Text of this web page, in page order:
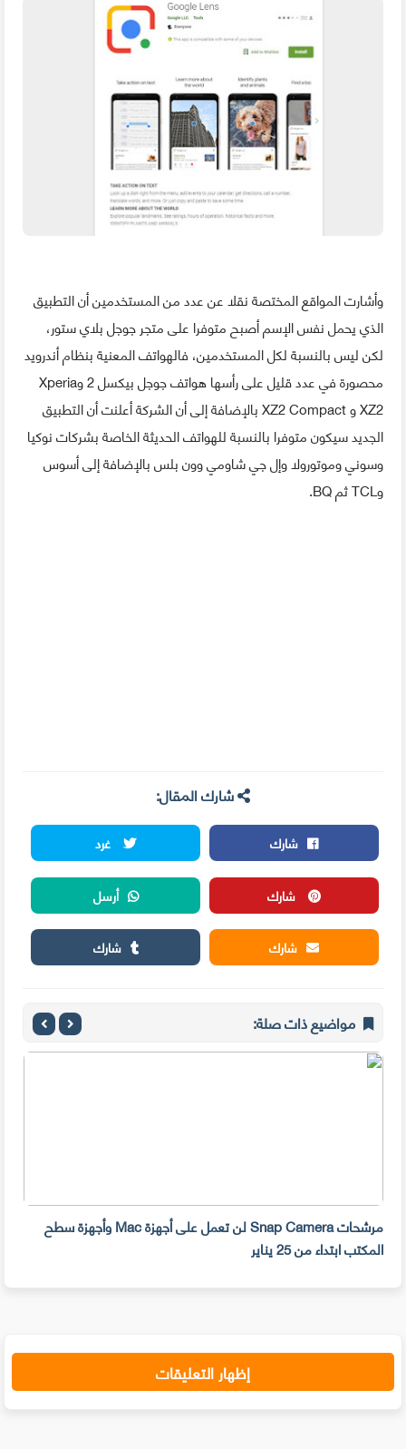
وأشارت المواقع المختصة نقلا عن عدد من المستخدمين أن التطبيق
الذي يحمل نفس الإسم أصبح متوفرا على متجر جوجل بلاي ستور،
لكن ليس بالنسبة لكل المستخدمين، فالهواتف المعنية بنظام أندرويد
محصورة في عدد قليل على رأسها هواتف جوجل بيكسل 2 وXperia
XZ2 و XZ2 Compact بالإضافة إلى أن الشركة أعلنت أن التطبيق
الجديد سيكون متوفرا بالنسبة للهواتف الحديثة الخاصة بشركات نوكيا
وسوني وموتورولا وإل جي شاومي وون بلس بالإضافة إلى أسوس
وTCL ثم BQ.
شارك المقال:
شارك
غرد
شارك
أرسل
شارك
شارك
مواضيع ذات صلة:
مرشحات Snap Camera لن تعمل على أجهزة Mac وأجهزة سطح
المكتب ابتداء من 25 يناير
إظهار التعليقات